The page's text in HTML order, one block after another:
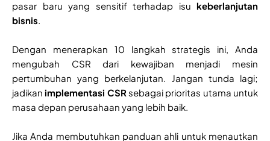
pasar baru yang sensitif terhadap isu keberlanjutan
bisnis.
Dengan menerapkan 10 langkah strategis ini, Anda
mengubah CSR dari kewajiban menjadi mesin
pertumbuhan yang berkelanjutan. Jangan tunda lagi;
jadikanimplementasi CSR sebagai prioritas utama untuk
masa depan perusahaan yang lebih baik.
Jika Anda membutuhkan panduan ahli untuk menautkan